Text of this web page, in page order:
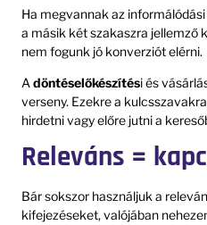
Ha megvannak az
a másik két szakaszra jellemző
nem fogunk jó konverziót elérni.
Adöntéselőkészítési és
verseny. Ezekre a
hirdetni vagy előre jutni a
Releváns =
Bár sokszor használjuk a
kifejezéseket, valójában